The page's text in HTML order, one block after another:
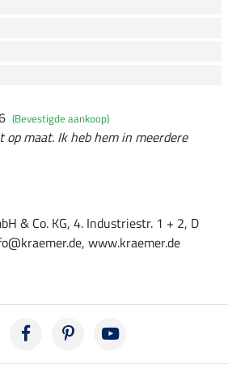
(Bevestigde aankoop)
op maat. Ik heb hem in meerdere
& Co. KG, 4. Industriestr. 1 + 2, D
www.kraemer.de